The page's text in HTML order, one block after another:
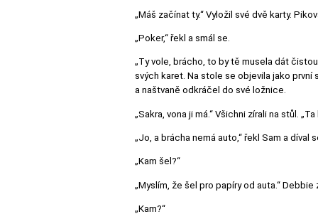
„Máš začínat ty.“ Vyložil své dvě karty.
„Poker,“ řekl a smál se.
„Ty vole, brácho, to by tě musela dát
svých karet. Na stole se objevila jako
a naštvaně odkráčel do své ložnice.
„Sakra, vona ji má.“ Všichni zírali na stůl.
„Jo, a brácha nemá auto,“ řekl Sam a díval
„Kam šel?“
„Myslím, že šel pro papíry od auta.“
„Kam?“